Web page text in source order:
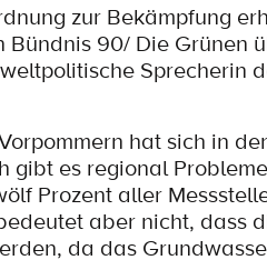
zur Bekämpfung
90/ Die Grünen
Sprecherin
hat sich in
gibt es regional
Prozent aller
aber nicht, dass
da das